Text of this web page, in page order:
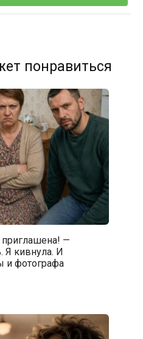
понравиться
—
Я кивнула. И
и фотографа